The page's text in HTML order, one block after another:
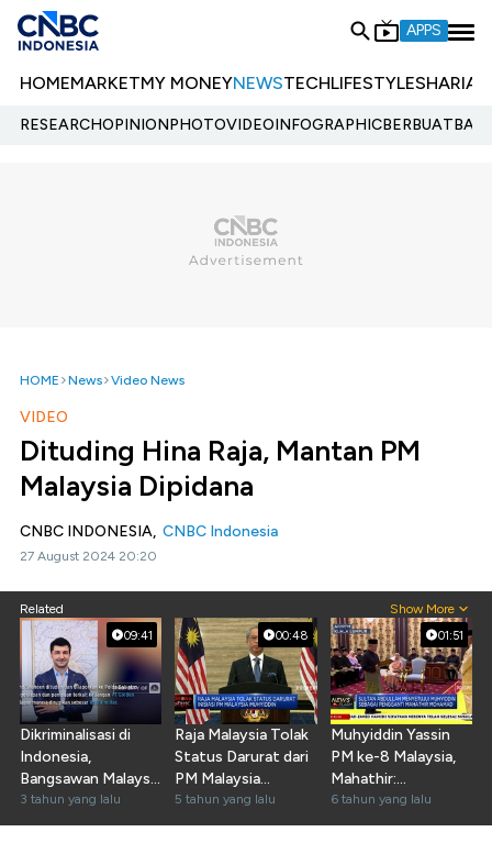
APPS
HOMEMARKETMY MONEYNEWSTECHLIFESTYLESHARIA
RESEARCHOPINIONPHOTOVIDEOINFOGRAPHIC
HOME News Video News
VIDEO
Dituding Hina Raja, Mantan PM
Malaysia Dipidana
CNBC INDONESIA, CNBC Indonesia
27 August 2024 20:20
Related Show More
09:41
Dikriminalisasi di
Indonesia,
Bangsawan Malaysia
Bersuara
3 tahun yang lalu
00:48
Raja Malaysia Tolak
Status Darurat dari
PM Malaysia
Muhyiddin
5 tahun yang lalu
01:51
Muhyiddin Yassin
PM ke-8 Malaysia,
Mahathir:
Pengkhianat!
6 tahun yang lalu